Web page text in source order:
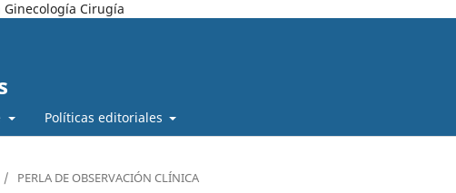
Cirugía
Políticas editoriales
/ PERLA DE OBSERVACIÓN CLÍNICA